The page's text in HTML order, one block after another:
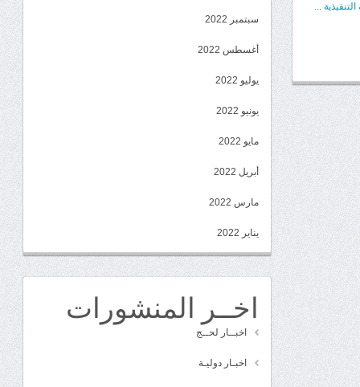
...
سبتمبر 2022
أغسطس 2022
يوليو 2022
يونيو 2022
مايو 2022
أبريل 2022
مارس 2022
يناير 2022
اخــر المنشورات
اخبــار لحــج
اخبـار دوليـة